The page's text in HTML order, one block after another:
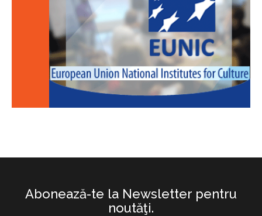
Abonează-te la Newsletter pentru
noutăţi.